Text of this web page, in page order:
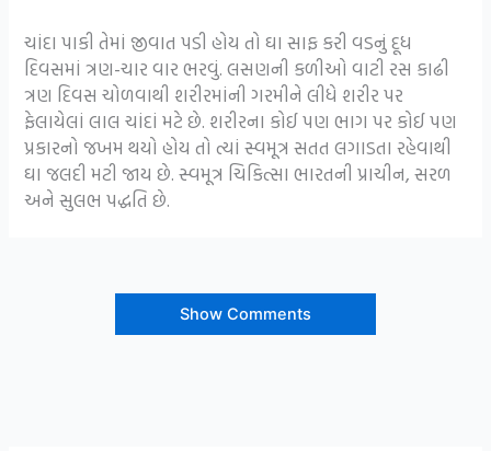
ચાંદા પાકી તેમાં જીવાત પડી હોય તો ઘા સાફ કરી વડનું દૂધ
દિવસમાં ત્રણ-ચાર વાર ભરવું. લસણની કળીઓ વાટી રસ કાઢી
ત્રણ દિવસ ચોળવાથી શરીરમાંની ગરમીને લીધે શરીર પર
ફેલાયેલાં લાલ ચાંદાં મટે છે. શરીરના કોઈ પણ ભાગ પર કોઈ પણ
પ્રકારનો જખમ થયો હોય તો ત્યાં સ્વમૂત્ર સતત લગાડતા રહેવાથી
ઘા જલદી મટી જાય છે. સ્વમૂત્ર ચિકિત્સા ભારતની પ્રાચીન, સરળ
અને સુલભ પદ્ધતિ છે.
Show Comments